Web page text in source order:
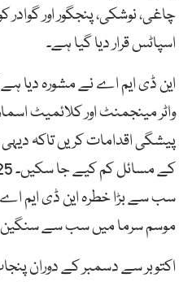
چاغی، نوشکی، پنجگور اور
اسپاٹس قرار دیا گیا ہے۔
این ڈی ایم اے نے مشورہ دیا
واٹر مینجمنٹ اور کلائمیٹ
پیشگی اقدامات کریں تاکہ دیہی
سب سے بڑا خطرہ این ڈی ایم
موسم سرما میں سب سے سنگین
اکتوبر سے دسمبر کے دوران